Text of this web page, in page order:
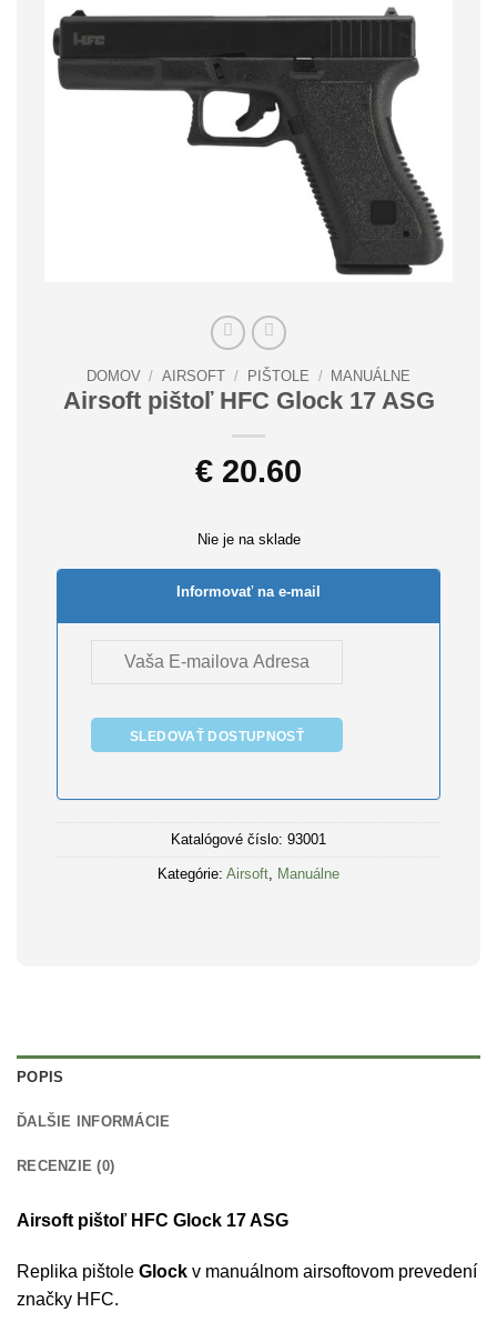
DOMOV / AIRSOFT / PIŠTOLE / MANUÁLNE
Airsoft pištoľ HFC Glock 17 ASG
€ 20.60
Nie je na sklade
Informovať na e-mail
SLEDOVAŤ DOSTUPNOSŤ
Katalógové číslo: 93001
Kategórie: Airsoft, Manuálne
POPIS
ĎALŠIE INFORMÁCIE
RECENZIE (0)
Airsoft pištoľ HFC Glock 17 ASG
Replika pištole Glock v manuálnom airsoftovom prevedení
značky HFC.